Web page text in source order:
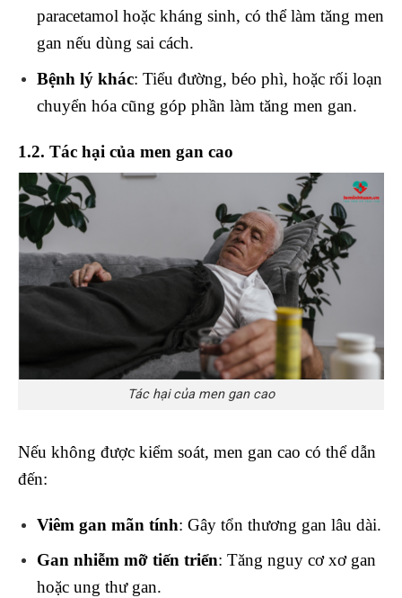
paracetamol hoặc kháng sinh, có thể làm tăng men
gan nếu dùng sai cách.
Bệnh lý khác: Tiểu đường, béo phì, hoặc rối loạn
chuyển hóa cũng góp phần làm tăng men gan.
1.2. Tác hại của men gan cao
Tác hại của men gan cao
Nếu không được kiểm soát, men gan cao có thể dẫn
đến:
Viêm gan mãn tính: Gây tổn thương gan lâu dài.
Gan nhiễm mỡ tiến triển: Tăng nguy cơ xơ gan
hoặc ung thư gan.